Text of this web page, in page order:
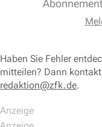
Haben Sie Fehler
mitteilen? Dann
redaktion@zfk.de.